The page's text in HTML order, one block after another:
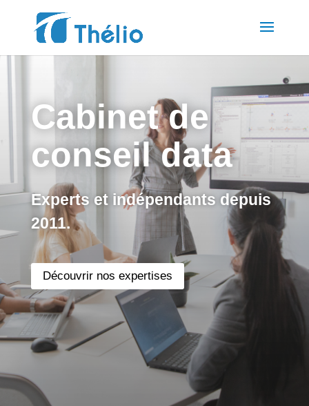
Cabinet de
conseil data
Experts et indépendants depuis
2011.
Découvrir nos expertises